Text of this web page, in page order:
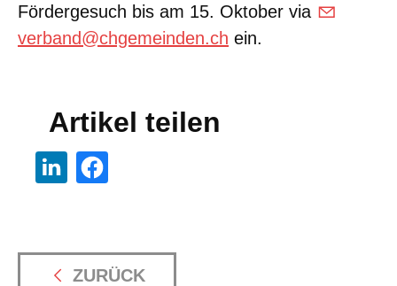
Fördergesuch bis am 15. Oktober via
verband@chgemeinden.ch ein.
Artikel teilen
ZURÜCK